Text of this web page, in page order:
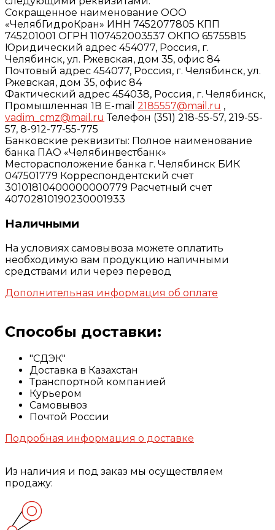
Сокращенное наименование ООО
«ЧелябГидроКран» ИНН 7452077805 КПП
745201001 ОГРН 1107452003537 ОКПО 65755815
Юридический адрес 454077, Россия, г.
Челябинск, ул. Ржевская, дом 35, офис 84
Почтовый адрес 454077, Россия, г. Челябинск, ул.
Ржевская, дом 35, офис 84
Фактический адрес 454038, Россия, г. Челябинск,
Промышленная 1В E-mail 2185557@mail.ru ,
vadim_cmz@mail.ru Телефон (351) 218-55-57, 219-55-
57, 8-912-77-55-775
Банковские реквизиты: Полное наименование
банка ПАО «Челябинвестбанк»
Месторасположение банка г. Челябинск БИК
047501779 Корреспондентский счет
30101810400000000779 Расчетный счет
40702810190230001933
Наличными
На условиях самовывоза можете оплатить
необходимую вам продукцию наличными
средствами или через перевод
Дополнительная информация об оплате
Способы доставки:
"СДЭК"
Доставка в Казахстан
Транспортной компанией
Курьером
Самовывоз
Почтой России
Подробная информация о доставке
Из наличия и под заказ мы осуществляем
продажу: